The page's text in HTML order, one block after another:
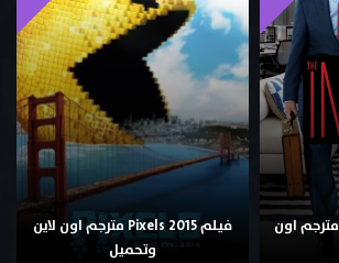
فيلم The Intern 2015 مترجم اون
فيلم Pixels 2015 مترجم اون لاين
وتحميل